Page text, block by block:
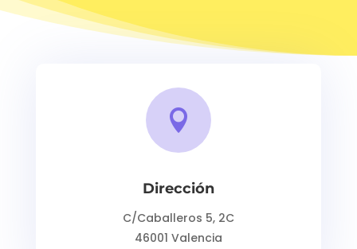

Dirección
C/Caballeros 5, 2C
46001 Valencia